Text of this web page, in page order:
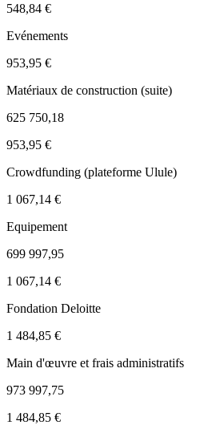
548,84 €
Evénements
953,95 €
Matériaux de construction (suite)
625 750,18
953,95 €
Crowdfunding (plateforme Ulule)
1 067,14 €
Equipement
699 997,95
1 067,14 €
Fondation Deloitte
1 484,85 €
Main d'œuvre et frais administratifs
973 997,75
1 484,85 €